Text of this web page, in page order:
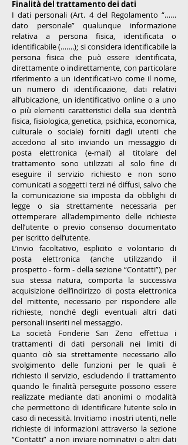
Finalità del trattamento dei dati
I dati personali (Art. 4 del Regolamento “……
dato personale” qualunque informazione
relativa a persona fisica, identificata o
identificabile (…….); si considera identificabile la
persona fisica che può essere identificata,
direttamente o indirettamente, con particolare
riferimento a un identificati-vo come il nome,
un numero di identificazione, dati relativi
all’ubicazione, un identificativo online o a uno
o più elementi caratteristici della sua identità
fisica, fisiologica, genetica, psichica, economica,
culturale o sociale) forniti dagli utenti che
accedono al sito inviando un messaggio di
posta elettronica (e-mail) al titolare del
trattamento sono utilizzati al solo fine di
eseguire il servizio richiesto e non sono
comunicati a soggetti terzi né diffusi, salvo che
la comunicazione sia imposta da obblighi di
legge o sia strettamente necessaria per
ottemperare all'adempimento delle richieste
dell’utente o previo consenso documentato
per iscritto dell’utente.
L’invio facoltativo, esplicito e volontario di
posta elettronica (anche utilizzando il
prospetto - form - della sezione “Contatti”), per
sua stessa natura, comporta la successiva
acquisizione dell’indirizzo di posta elettronica
del mittente, necessario per rispondere alle
richieste, nonché degli eventuali altri dati
personali inseriti nel messaggio.
La società Fonderie San Zeno effettua i
trattamenti di dati personali nei limiti di
quanto ciò sia strettamente necessario allo
svolgimento delle funzioni per le quali è
richiesto il servizio, escludendo il trattamento
quando le finalità perseguite possono essere
realizzate mediante dati anonimi o modalità
che permettono di identificare l’utente solo in
caso di necessità. Invitiamo i nostri utenti, nelle
richieste di informazioni attraverso la sezione
“Contatti” a non inviare nominativi o altri dati